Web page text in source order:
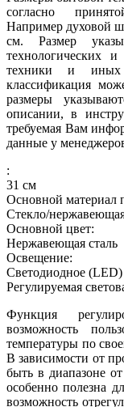
согласно
Например духовой
см. Размер
технологических
техники и иных
классификация
размеры
описании, в
требуемая Вам
данные у
:
31 см
Основной материал
Стекло/
Основной цвет:
Нержавеющая сталь
Освещение:
Светодиодное (LED)
Регулируемая
Функция
возможность
температуры по
В зависимости от
быть в диапазоне
особенно полезна
возможность